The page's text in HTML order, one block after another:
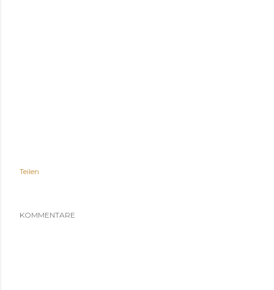
Teilen
KOMMENTARE